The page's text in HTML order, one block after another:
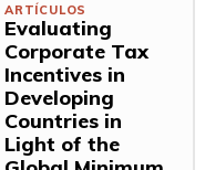
ARTÍCULOS
Evaluating
Corporate Tax
Incentives in
Developing
Countries in
Light of the